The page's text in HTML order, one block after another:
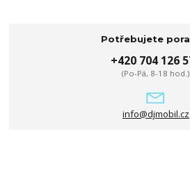
Potřebujete
+420 704 126
(Po-Pá, 8-18 hod.)
info@djmobil.cz